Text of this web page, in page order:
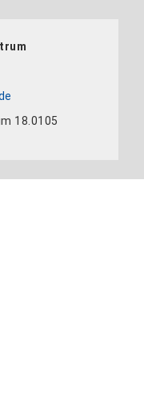
18.0105